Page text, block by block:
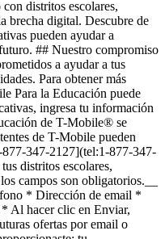
distritos escolares,
brecha digital. Descubre de
pueden ayudar a
## Nuestro compromiso
a ayudar a tus
Para obtener más
Para la Educación puede
ingresa tu información
de T-Mobile® se
de T-Mobile pueden
347-2127](tel:1-877-347-
distritos escolares,
campos son obligatorios.__
* Dirección de email *
Al hacer clic en Enviar,
ofertas por email o